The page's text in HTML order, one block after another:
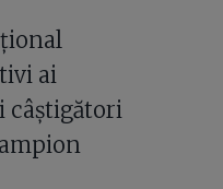
ai
câștigători